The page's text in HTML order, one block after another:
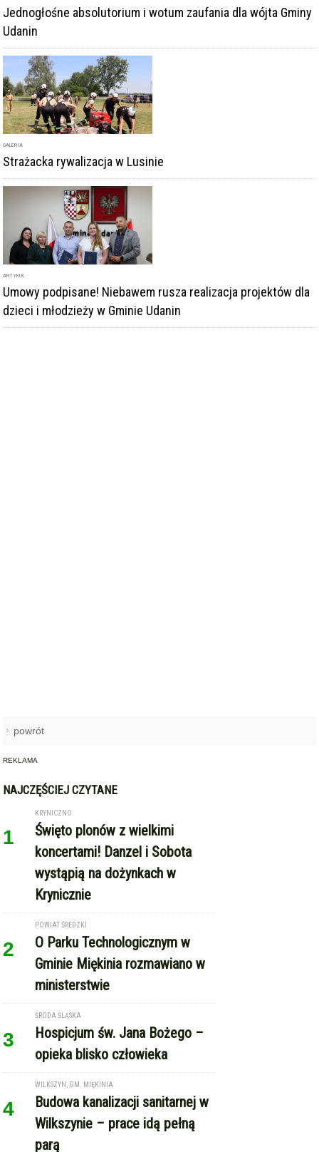
Jednogłośne absolutorium i wotum zaufania dla wójta Gminy
Udanin
GALERIA
Strażacka rywalizacja w Lusinie
ARTYKUŁ
Umowy podpisane! Niebawem rusza realizacja projektów dla
dzieci i młodzieży w Gminie Udanin
powrót
REKLAMA
NAJCZĘŚCIEJ CZYTANE
1
KRYNICZNO
Święto plonów z wielkimi
koncertami! Danzel i Sobota
wystąpią na dożynkach w
Krynicznie
2
POWIAT ŚREDZKI
O Parku Technologicznym w
Gminie Miękinia rozmawiano w
ministerstwie
3
ŚRODA ŚLĄSKA
Hospicjum św. Jana Bożego –
opieka blisko człowieka
4
WILKSZYN, GM. MIĘKINIA
Budowa kanalizacji sanitarnej w
Wilkszynie – prace idą pełną
parą